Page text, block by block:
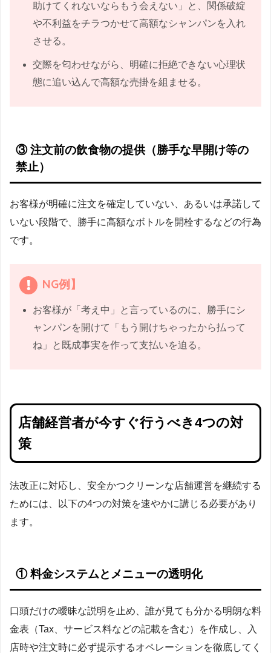
助けてくれないならもう会えない」と、関係破綻
や不利益をチラつかせて高額なシャンパンを入れ
させる。
交際を匂わせながら、明確に拒絶できない心理状
態に追い込んで高額な売掛を組ませる。
③ 注文前の飲食物の提供（勝手な早開け等の
禁止）
お客様が明確に注文を確定していない、あるいは承諾して
いない段階で、勝手に高額なボトルを開栓するなどの行為
です。
NG例】
お客様が「考え中」と言っているのに、勝手にシ
ャンパンを開けて「もう開けちゃったから払って
ね」と既成事実を作って支払いを迫る。
店舗経営者が今すぐ行うべき4つの対
策
法改正に対応し、安全かつクリーンな店舗運営を継続する
ためには、以下の4つの対策を速やかに講じる必要があり
ます。
① 料金システムとメニューの透明化
口頭だけの曖昧な説明を止め、誰が見ても分かる明朗な料
金表（Tax、サービス料などの記載を含む）を作成し、入
店時や注文時に必ず提示するオペレーションを徹底してく